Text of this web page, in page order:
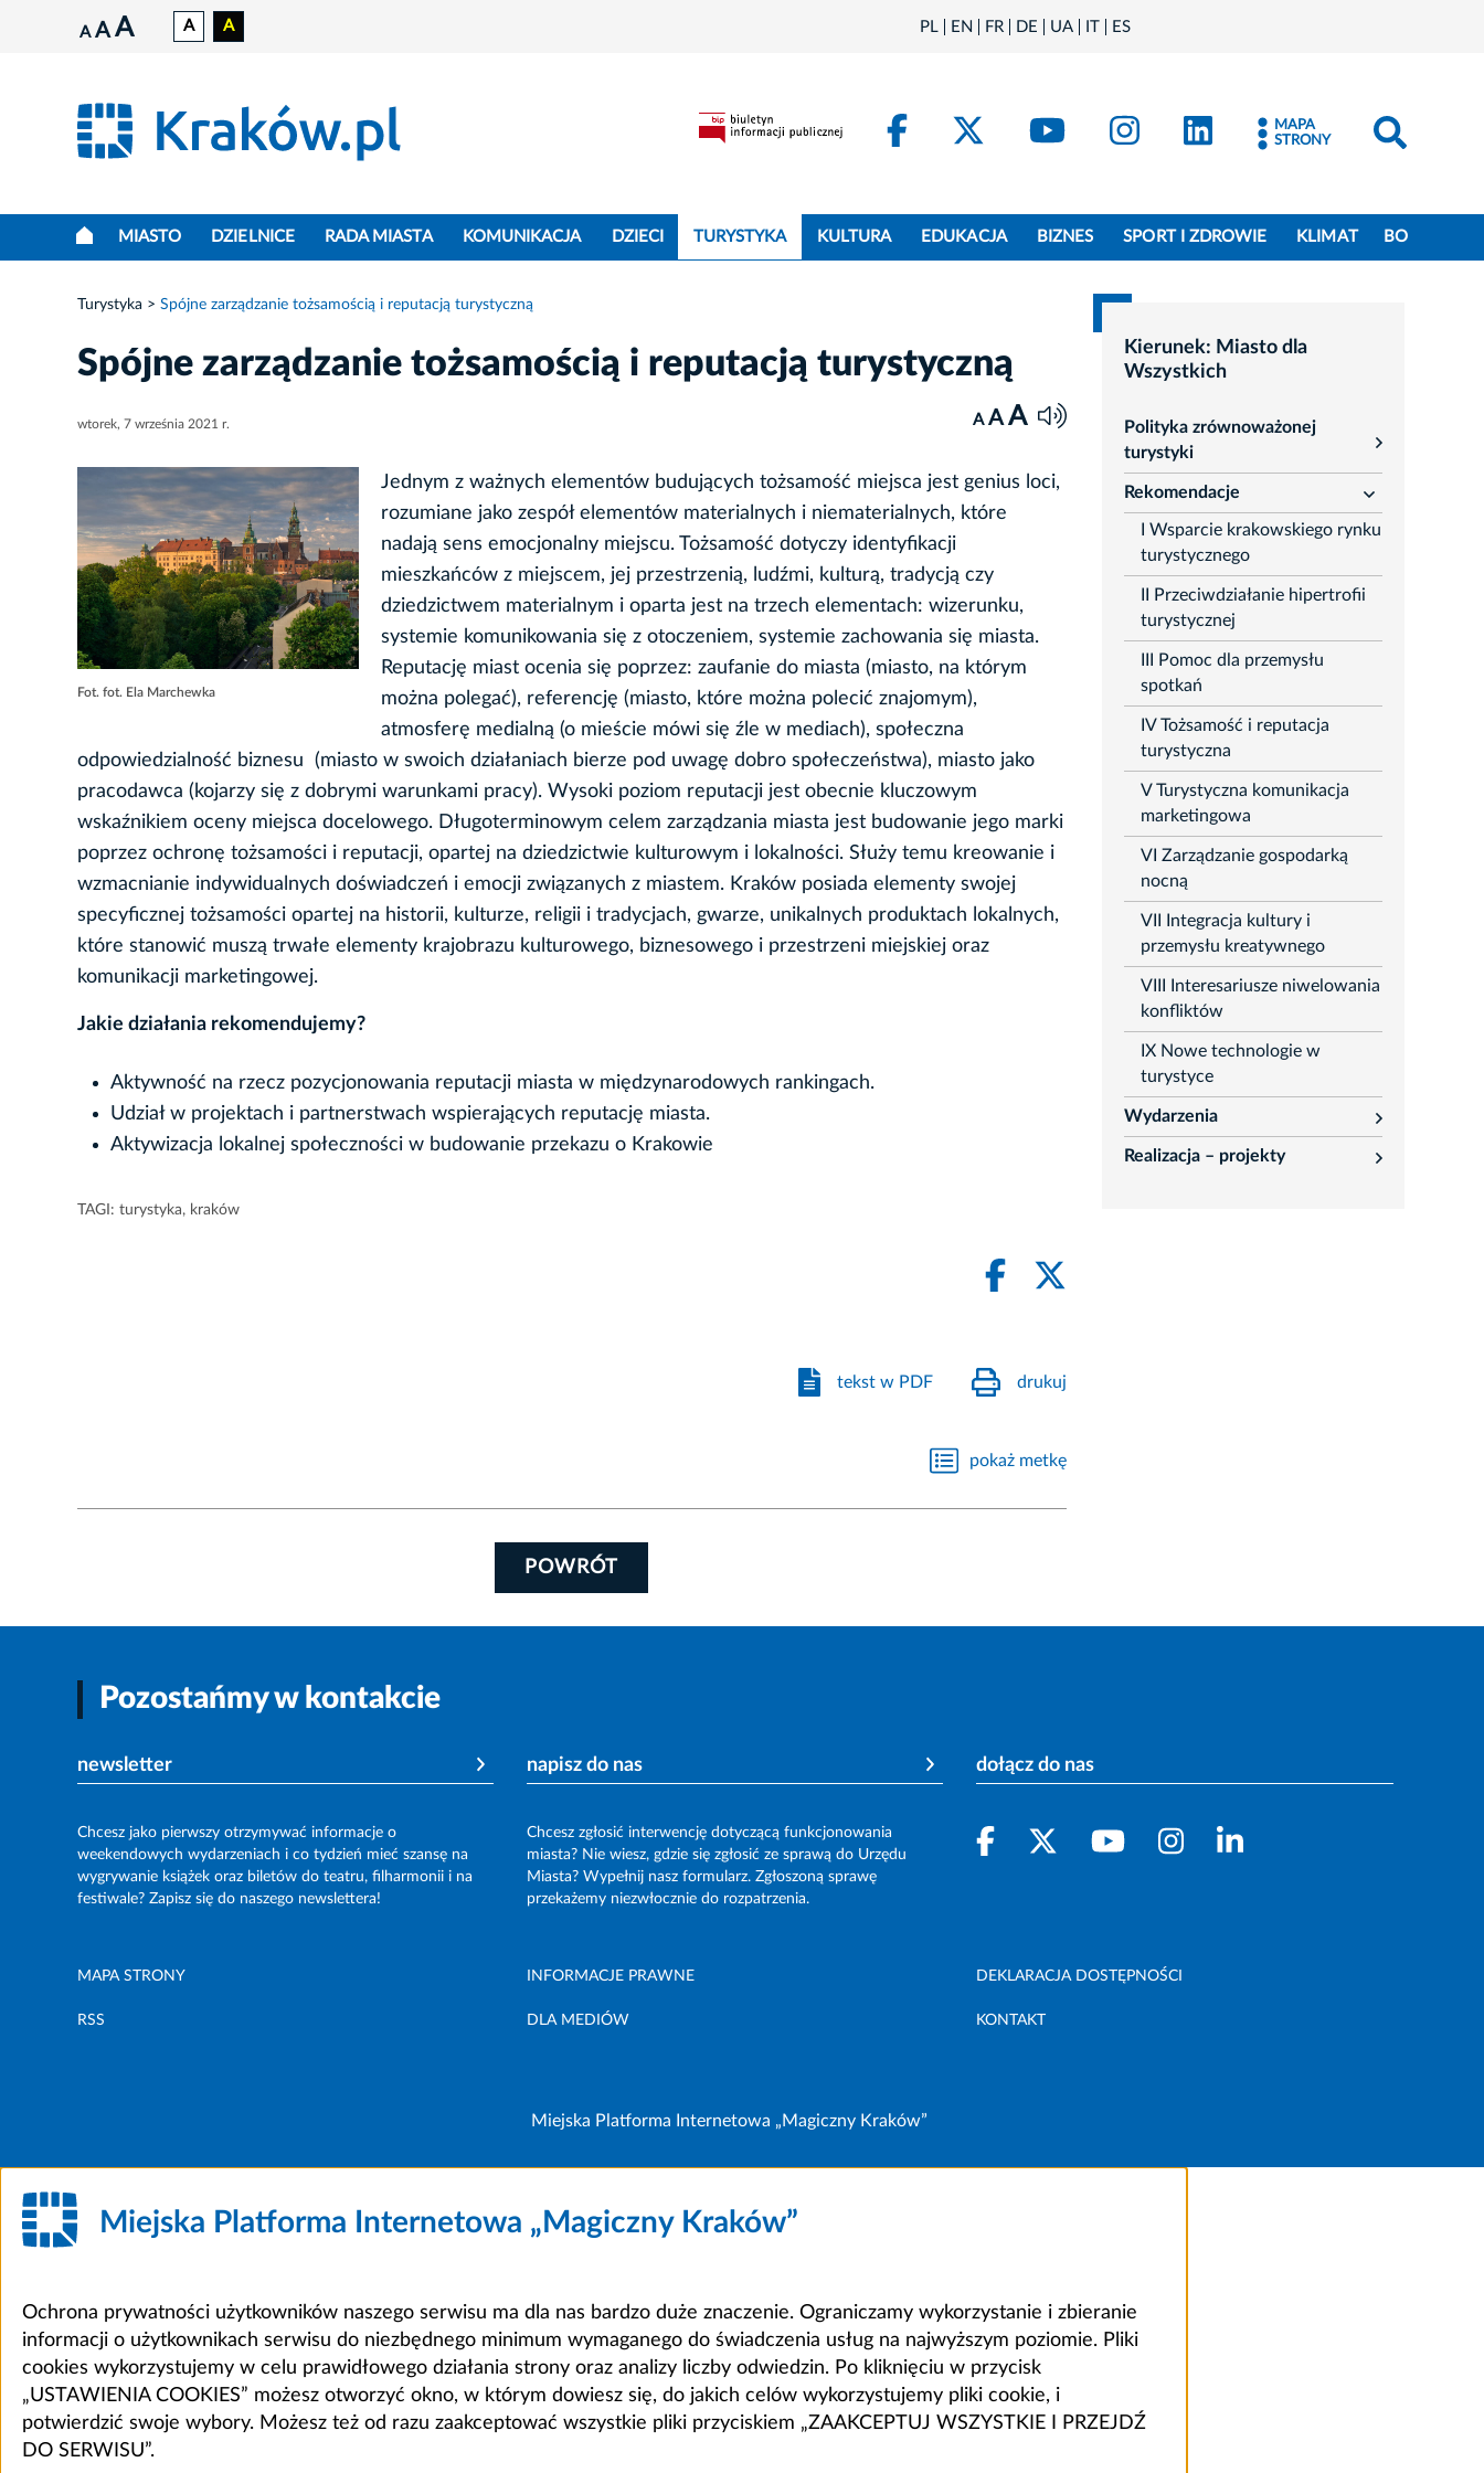
A A A A A PL EN FR DE UA IT ES
FacebookKraków - X
Kraków - YouTube
Kraków - Instagram
Kraków - LinkedIn
MAPA
STRONY
MIASTO DZIELNICE RADA MIASTA KOMUNIKACJA DZIECI TURYSTYKA KULTURA EDUKACJA BIZNES SPORT I ZDROWIE KLIMAT BO
Turystyka Spójne zarządzanie tożsamością i reputacją turystyczną
Spójne zarządzanie tożsamością i reputacją turystyczną
wtorek, 7 września 2021 r. A A A
Fot. fot. Ela Marchewka
Jednym z ważnych elementów budujących tożsamość miejsca jest genius loci,
rozumiane jako zespół elementów materialnych i niematerialnych, które
nadają sens emocjonalny miejscu. Tożsamość dotyczy identyfikacji
mieszkańców z miejscem, jej przestrzenią, ludźmi, kulturą, tradycją czy
dziedzictwem materialnym i oparta jest na trzech elementach: wizerunku,
systemie komunikowania się z otoczeniem, systemie zachowania się miasta.
Reputację miast ocenia się poprzez: zaufanie do miasta (miasto, na którym
można polegać), referencję (miasto, które można polecić znajomym),
atmosferę medialną (o mieście mówi się źle w mediach), społeczna
odpowiedzialność biznesu (miasto w swoich działaniach bierze pod uwagę dobro społeczeństwa), miasto jako
pracodawca (kojarzy się z dobrymi warunkami pracy). Wysoki poziom reputacji jest obecnie kluczowym
wskaźnikiem oceny miejsca docelowego. Długoterminowym celem zarządzania miasta jest budowanie jego marki
poprzez ochronę tożsamości i reputacji, opartej na dziedzictwie kulturowym i lokalności. Służy temu kreowanie i
wzmacnianie indywidualnych doświadczeń i emocji związanych z miastem. Kraków posiada elementy swojej
specyficznej tożsamości opartej na historii, kulturze, religii i tradycjach, gwarze, unikalnych produktach lokalnych,
które stanowić muszą trwałe elementy krajobrazu kulturowego, biznesowego i przestrzeni miejskiej oraz
komunikacji marketingowej.
Jakie działania rekomendujemy?
Aktywność na rzecz pozycjonowania reputacji miasta w międzynarodowych rankingach.
Udział w projektach i partnerstwach wspierających reputację miasta.
Aktywizacja lokalnej społeczności w budowanie przekazu o Krakowie
TAGI: turystyka, kraków
tekst w PDF drukuj
pokaż metkę
POWRÓT
Kierunek: Miasto dla
Wszystkich
Polityka zrównoważonej
turystyki
rozwiń
Rekomendacje
rozwiń
I Wsparcie krakowskiego rynku
turystycznego
II Przeciwdziałanie hipertrofii
turystycznej
III Pomoc dla przemysłu
spotkań
IV Tożsamość i reputacja
turystyczna
V Turystyczna komunikacja
marketingowa
VI Zarządzanie gospodarką
nocną
VII Integracja kultury i
przemysłu kreatywnego
VIII Interesariusze niwelowania
konfliktów
IX Nowe technologie w
turystyce
Wydarzenia
rozwiń
Realizacja – projekty
rozwiń
Pozostańmy w kontakcie
newsletter
Chcesz jako pierwszy otrzymywać informacje o
weekendowych wydarzeniach i co tydzień mieć szansę na
wygrywanie książek oraz biletów do teatru, filharmonii i na
festiwale? Zapisz się do naszego newslettera!
napisz do nas
Chcesz zgłosić interwencję dotyczącą funkcjonowania
miasta? Nie wiesz, gdzie się zgłosić ze sprawą do Urzędu
Miasta? Wypełnij nasz formularz. Zgłoszoną sprawę
przekażemy niezwłocznie do rozpatrzenia.
dołącz do nas
MAPA STRONY INFORMACJE PRAWNE DEKLARACJA DOSTĘPNOŚCI
RSS DLA MEDIÓW KONTAKT
Miejska Platforma Internetowa „Magiczny Kraków”
Miejska Platforma Internetowa „Magiczny Kraków”
Ochrona prywatności użytkowników naszego serwisu ma dla nas bardzo duże znaczenie. Ograniczamy wykorzystanie i zbieranie
informacji o użytkownikach serwisu do niezbędnego minimum wymaganego do świadczenia usług na najwyższym poziomie. Pliki
cookies wykorzystujemy w celu prawidłowego działania strony oraz analizy liczby odwiedzin. Po kliknięciu w przycisk
„USTAWIENIA COOKIES” możesz otworzyć okno, w którym dowiesz się, do jakich celów wykorzystujemy pliki cookie, i
potwierdzić swoje wybory. Możesz też od razu zaakceptować wszystkie pliki przyciskiem „ZAAKCEPTUJ WSZYSTKIE I PRZEJDŹ
DO SERWISU”.